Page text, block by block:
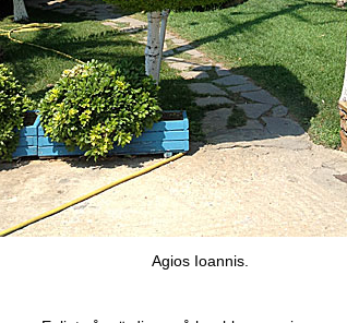
Agios Ioannis.